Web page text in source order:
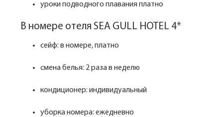
уроки подводного плавания платно
В номере отеля SEA GULL HOTEL 4*
сейф: в номере, платно
смена белья: 2 раза в неделю
кондиционер: индивидуальный
уборка номера: ежедневно